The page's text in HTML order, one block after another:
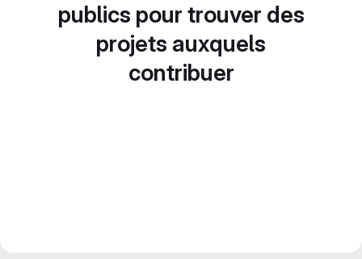
publics pour trouver des
projets auxquels
contribuer